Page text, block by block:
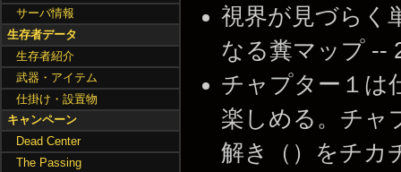
視界が見づらく
なる糞マップ --
チャプター１は
楽しめる。チャ
解き（）をチカ
サーバ情報
生存者データ
生存者紹介
武器・アイテム
仕掛け・設置物
キャンペーン
Dead Center
The Passing